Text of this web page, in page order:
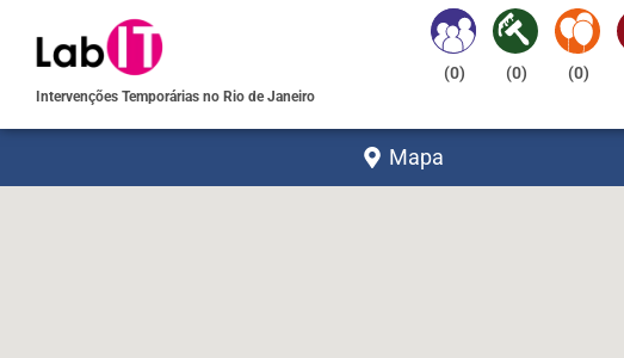
Intervenções Temporárias no Rio de Janeiro
(0) (0) (0)
Mapa